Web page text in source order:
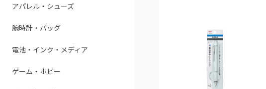
アパレル・シューズ
腕時計・バッグ
電池・インク・メディア
ゲーム・ホビー